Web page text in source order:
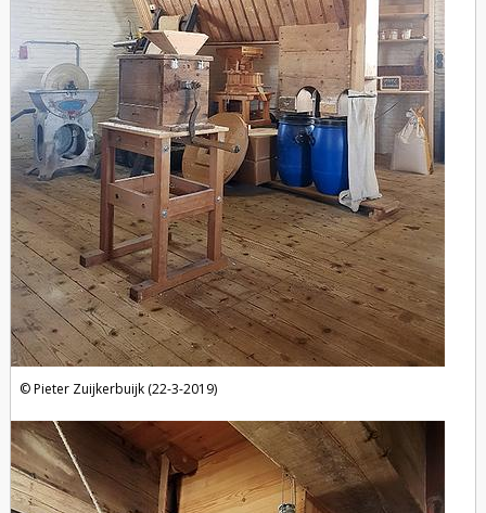
Pieter Zuijkerbuijk (22-3-2019)